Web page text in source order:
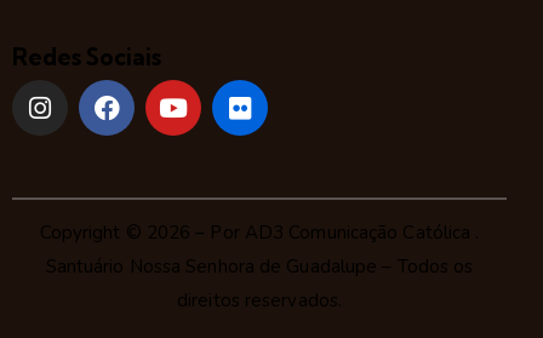
Redes Sociais
Copyright © 2026 – Por AD3 Comunicação Católica .
Santuário Nossa Senhora de Guadalupe – Todos os
direitos reservados.